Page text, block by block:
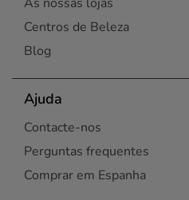
Centros de Beleza
Blog
Ajuda
Contacte-nos
Perguntas frequentes
Comprar em Espanha